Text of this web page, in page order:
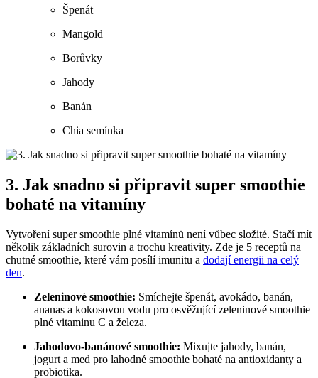
Špenát
Mangold
Borůvky
Jahody
Banán
Chia semínka
3. Jak snadno si připravit super smoothie
bohaté na vitamíny
Vytvoření super smoothie plné vitamínů není vůbec složité. Stačí mít
několik základních surovin a trochu kreativity. Zde je 5 receptů na
chutné smoothie, které vám posílí imunitu a dodají energii na celý
den.
Zeleninové smoothie: Smíchejte špenát, avokádo, banán,
ananas a kokosovou vodu pro osvěžující zeleninové smoothie
plné vitaminu C a železa.
Jahodovo-banánové smoothie: Mixujte jahody, banán,
jogurt a med pro lahodné smoothie bohaté na antioxidanty a
probiotika.